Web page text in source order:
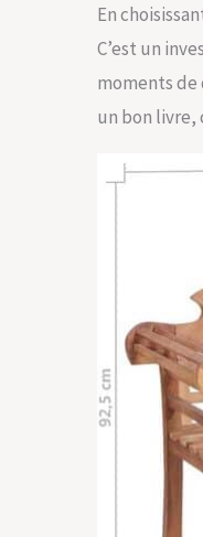
En
C’est un
moments de
un bon livre,